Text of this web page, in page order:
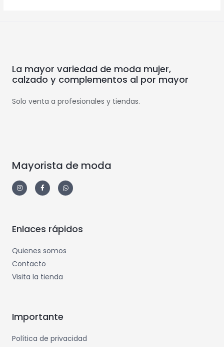
La mayor variedad de moda mujer,
calzado y complementos al por mayor
Solo venta a profesionales y tiendas.
Mayorista de moda
Enlaces rápidos
Quienes somos
Contacto
Visita la tienda
Importante
Política de privacidad